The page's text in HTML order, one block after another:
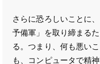
さらに恐ろしいことに
予備軍」を取り締まる
る。つまり、何も悪い
も、コンピュータで精